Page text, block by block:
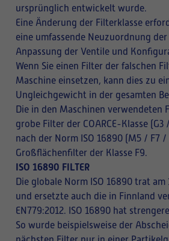
ursprünglich entwickelt wurde.
Eine Änderung der Filterklasse
eine umfassende Neuzuordnung
Anpassung der Ventile und
Wenn Sie einen Filter der falschen
Maschine einsetzen, kann dies zu
Ungleichgewicht in der gesamten
Die in den Maschinen verwendeten
grobe Filter der COARCE-Klasse
nach der Norm ISO 16890 (M5 / F7 /
Großflächenfilter der Klasse F9.
ISO 16890 FILTER
Die globale Norm ISO 16890 trat
und ersetzte auch die in Finnland
EN779:2012. ISO 16890 hat
So wurde beispielsweise der